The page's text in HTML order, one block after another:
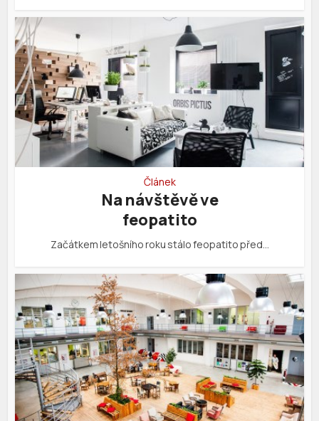
Článek
Na návštěvě ve
feopatito
Začátkem letošního roku stálo feopatito před…